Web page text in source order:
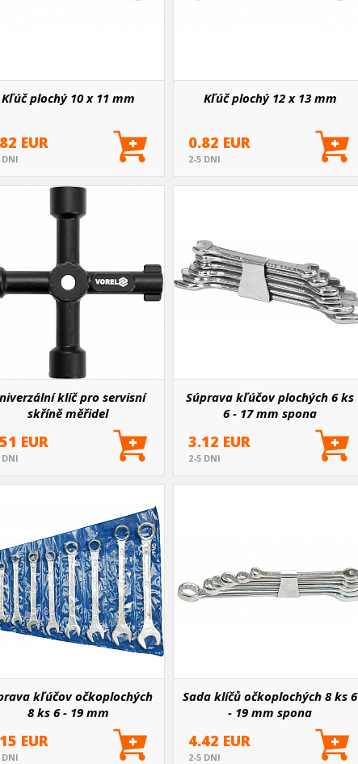
Kľúč plochý 10 x 11 mm
EUR
DNI
Kľúč plochý 12 x 13 mm
0.82 EUR
2-5 DNI
klíč pro servisní
skříně měřidel
EUR
DNI
Súprava kľúčov plochých 6 ks
6 - 17 mm spona
3.12 EUR
2-5 DNI
kľúčov očkoplochých
8 ks 6 - 19 mm
EUR
DNI
Sada klíčů očkoplochých 8 ks 6
- 19 mm spona
4.42 EUR
2-5 DNI